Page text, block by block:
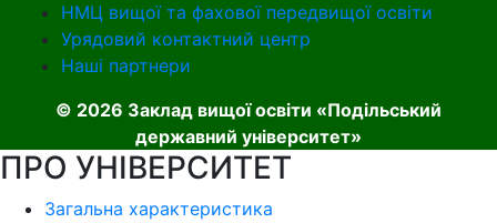
НМЦ вищої та фахової передвищої освіти
Урядовий контактний центр
Наші партнери
© 2026 Заклад вищої освіти «Подільський
державний університет»
ПРО УНІВЕРСИТЕТ
Загальна характеристика